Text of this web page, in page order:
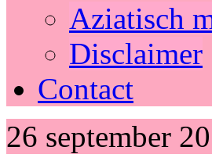
Aziatisch
Disclaimer
Contact
26 september